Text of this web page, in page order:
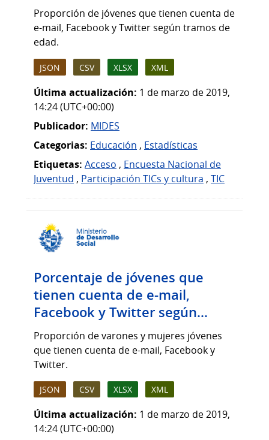
Proporción de jóvenes que tienen cuenta de
e-mail, Facebook y Twitter según tramos de
edad.
JSON CSV XLSX XML
Última actualización: 1 de marzo de 2019,
14:24 (UTC+00:00)
Publicador: MIDES
Categorias: Educación , Estadísticas
Etiquetas: Acceso , Encuesta Nacional de
Juventud , Participación TICs y cultura , TIC
Porcentaje de jóvenes que
tienen cuenta de e-mail,
Facebook y Twitter según...
Proporción de varones y mujeres jóvenes
que tienen cuenta de e-mail, Facebook y
Twitter.
JSON CSV XLSX XML
Última actualización: 1 de marzo de 2019,
14:24 (UTC+00:00)